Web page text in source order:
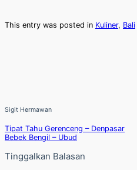
This entry was posted in Kuliner, Bali
Sigit Hermawan
Tipat Tahu Gerenceng – Denpasar
Bebek Bengil – Ubud
Tinggalkan Balasan